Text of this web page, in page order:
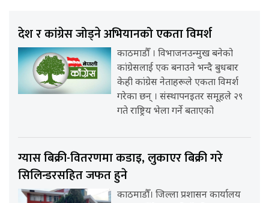
देश र कांग्रेस जोड्ने अभियानको एकता विमर्श
काठमाडौँ । विभाजनउन्मुख बनेको
कांग्रेसलाई एक बनाउने भन्दै बुधबार
केही कांग्रेस नेताहरूले एकता विमर्श
गरेका छन् । संस्थापनइतर समूहले २९
गते राष्ट्रिय भेला गर्ने बताएको
ग्यास बिक्री-वितरणमा कडाइ, लुकाएर बिक्री गरे
सिलिन्डरसहित जफत हुने
काठमाडौँ। जिल्ला प्रशासन कार्यालय